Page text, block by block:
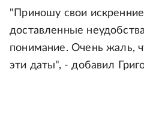
"Приношу свои искренние
доставленные
понимание. Очень жаль,
эти даты", - добавил